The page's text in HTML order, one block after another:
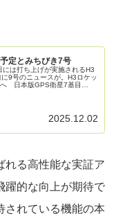
定とみちびき7号
は打ち上げが実施されるH3
9号のニュースが。H3ロケッ
へ 日本版GPS衛星7基目
2025.12.02
れる高性能な実証ア
躍的な向上が期待で
されている機能の本